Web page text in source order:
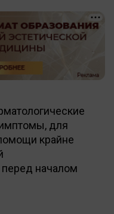
для
крайне
началом